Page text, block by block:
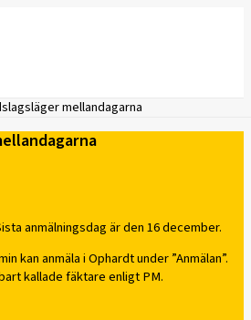
mellandagarna
anmälningsdag är den 16 december.
kan anmäla i Ophardt under ”Anmälan”.
kallade fäktare enligt PM.